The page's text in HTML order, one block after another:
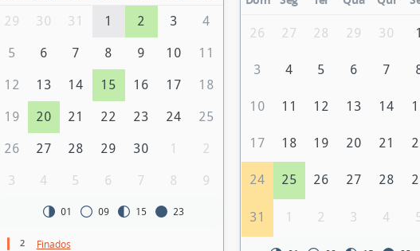
29
30 31 1 2 3 4
5 6 7 8 9 10 11
12 13 14 15 16 17 18
19 20 21 22 23 24 25
26 27 28 29 30 1 2
3 4 5 6 7 8 9
01 09 15 23
2 Finados
26 27 28 29 30 1
3 4 5 6 7
10 11 12 13 14
17 18 19 20 21
24 25 26 27 28
31 1 2 3 4